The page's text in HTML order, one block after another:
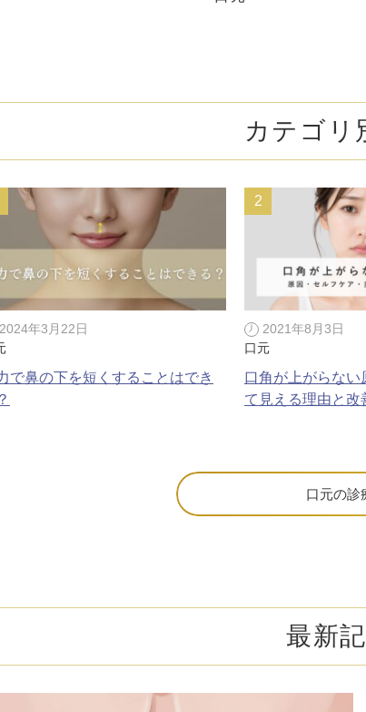
医療
を目指す再生医療
切らない施術もご用意
ヘアケア・育毛・薄毛治
内服治療や頭皮注射など
豊胸・バスト
経験豊富な形成外科出身医師による
女性器
デリケートなお悩みもお気軽にご相
ピアスの穴あけもお任せください
上瞼脂肪除去
二重糸とり手術
切らない・糸だけでつくる美鼻整形！
よ
カテゴリ
2024年3月22日
で鼻の下を短くすることはでき
2021年8月3日
口元
口角が上がらない
て見える理由と改
口元の診
最新